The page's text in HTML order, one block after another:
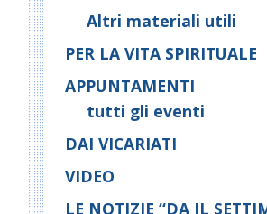
Altri materiali utili
PER LA VITA SPIRITUALE
APPUNTAMENTI
tutti gli eventi
DAI VICARIATI
VIDEO
LE NOTIZIE “DA IL